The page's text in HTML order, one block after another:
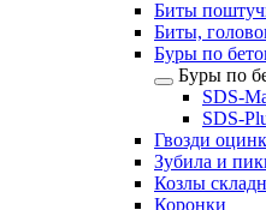
Биты
Биты,
Буры по
Буры по
SDS-
SDS-
Гвозди
Зубила и
Козлы
Коронки